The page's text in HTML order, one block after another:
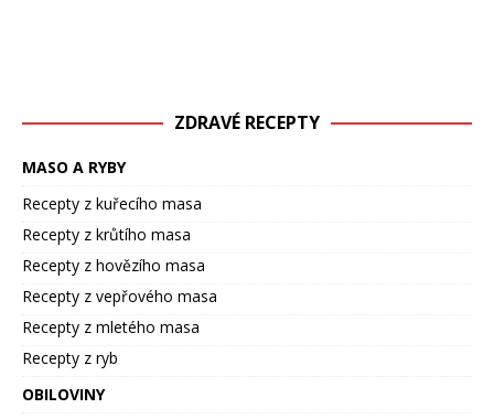
ZDRAVÉ RECEPTY
MASO A RYBY
Recepty z kuřecího masa
Recepty z krůtího masa
Recepty z hovězího masa
Recepty z vepřového masa
Recepty z mletého masa
Recepty z ryb
OBILOVINY